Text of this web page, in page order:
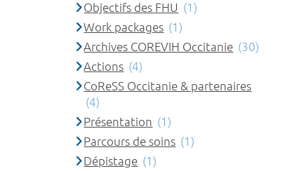
Objectifs des FHU (1)
Work packages (1)
Archives COREVIH Occitanie (30)
Actions (4)
CoReSS Occitanie & partenaires
(4)
Présentation (1)
Parcours de soins (1)
Dépistage (1)